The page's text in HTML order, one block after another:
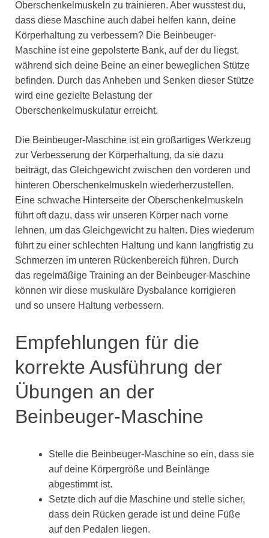
Oberschenkelmuskeln zu trainieren. Aber wusstest du,
dass diese Maschine auch dabei helfen kann, deine
Körperhaltung zu verbessern? Die Beinbeuger-
Maschine ist eine gepolsterte Bank, auf der du liegst,
während sich deine Beine an einer beweglichen Stütze
befinden. Durch das Anheben und Senken dieser Stütze
wird eine gezielte Belastung der
Oberschenkelmuskulatur erreicht.
Die Beinbeuger-Maschine ist ein großartiges Werkzeug
zur Verbesserung der Körperhaltung, da sie dazu
beiträgt, das Gleichgewicht zwischen den vorderen und
hinteren Oberschenkelmuskeln wiederherzustellen.
Eine schwache Hinterseite der Oberschenkelmuskeln
führt oft dazu, dass wir unseren Körper nach vorne
lehnen, um das Gleichgewicht zu halten. Dies wiederum
führt zu einer schlechten Haltung und kann langfristig zu
Schmerzen im unteren Rückenbereich führen. Durch
das regelmäßige Training an der Beinbeuger-Maschine
können wir diese muskuläre Dysbalance korrigieren
und so unsere Haltung verbessern.
Empfehlungen für die
korrekte Ausführung der
Übungen an der
Beinbeuger-Maschine
Stelle die Beinbeuger-Maschine so ein, dass sie
auf deine Körpergröße und Beinlänge
abgestimmt ist.
Setzte dich auf die Maschine und stelle sicher,
dass dein Rücken gerade ist und deine Füße
auf den Pedalen liegen.